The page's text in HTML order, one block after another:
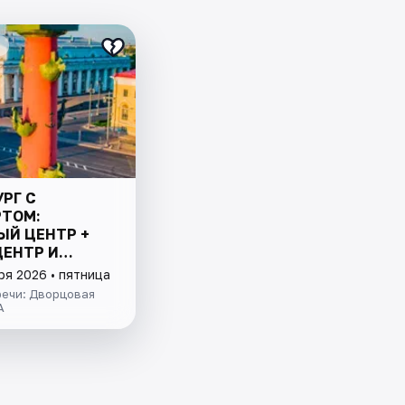
С
ЦЕНТР +
И
ЗАЛИВ
2026 • пятница
Дворцовая